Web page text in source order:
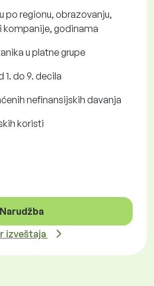
po regionu, obrazovanju,
kompanije, godinama
u platne grupe
1. do 9. decila
nefinansijskih davanja
koristi
Narudžba
izveštaja